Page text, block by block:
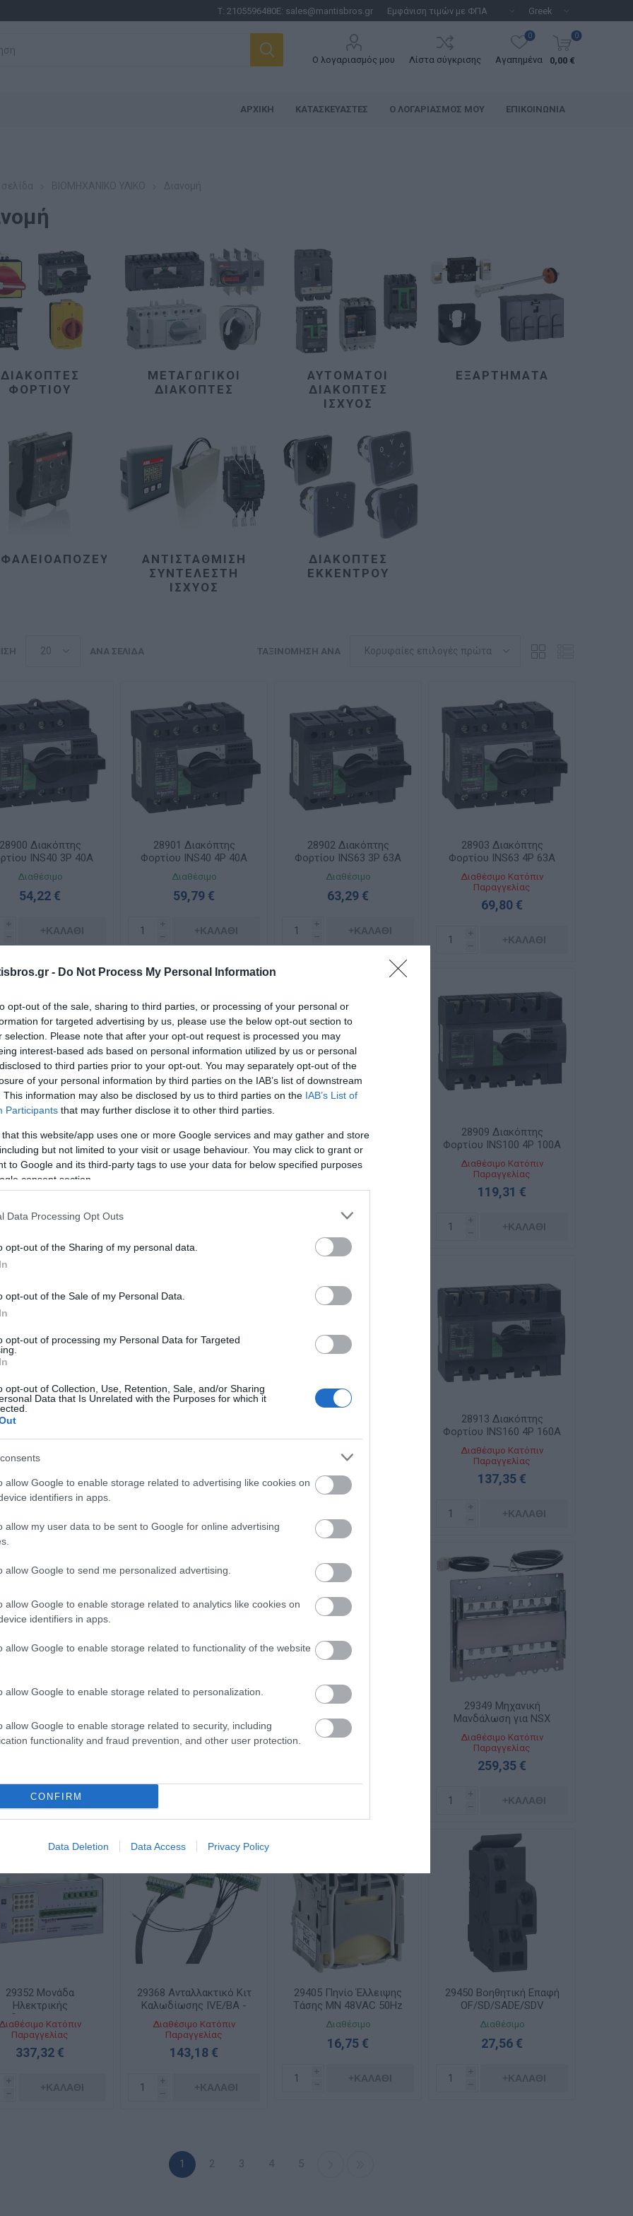
- Do Not Process My Personal Information
opt-out of the sale, sharing to third parties, or processing of your personal or
for targeted advertising by us, please use the below opt-out section to
selection. Please note that after your opt-out request is processed you may
interest-based ads based on personal information utilized by us or personal
to third parties prior to your opt-out. You may separately opt-out of the
of your personal information by third parties on the IAB’s list of downstream
This information may also be disclosed by us to third parties on the IAB’s List of
Participants that may further disclose it to other third parties.
that this website/app uses one or more Google services and may gather and store
but not limited to your visit or usage behaviour. You may click to grant or
to Google and its third-party tags to use your data for below specified purposes
consent section.
Data Processing Opt Outs
opt-out of the Sharing of my personal data.
opt-out of the Sale of my Personal Data.
opt-out of processing my Personal Data for Targeted
opt-out of Collection, Use, Retention, Sale, and/or Sharing
Data that Is Unrelated with the Purposes for which it
allow Google to enable storage related to advertising like cookies on
identifiers in apps.
allow my user data to be sent to Google for online advertising
allow Google to send me personalized advertising.
allow Google to enable storage related to analytics like cookies on
identifiers in apps.
allow Google to enable storage related to functionality of the website
allow Google to enable storage related to personalization.
allow Google to enable storage related to security, including
functionality and fraud prevention, and other user protection.
CONFIRM
Data Deletion Data Access Privacy Policy
Τ: 2105596480E: sales@mantisbros.gr
Ο λογαριασμός μου Λίστα σύγκρισης Αγαπημένα
0 0
0,00 €
ΑΡΧΙΚΉ ΚΑΤΑΣΚΕΥΑΣΤΈΣ Ο ΛΟΓΑΡΙΑΣΜΌΣ ΜΟΥ ΕΠΙΚΟΙΝΩΝΊΑ
ΔΙΑΚΌΠΤΕΣ
ΦΟΡΤΊΟΥ
ΜΕΤΑΓΩΓΙΚΟΊ
ΔΙΑΚΌΠΤΕΣ
ΑΥΤΌΜΑΤΟΙ
ΔΙΑΚΌΠΤΕΣ
ΙΣΧΎΟΣ
ΕΞΑΡΤΉΜΑΤΑ
ΑΝΤΙΣΤΆΘΜΙΣΗ
ΣΥΝΤΕΛΕΣΤΉ
ΙΣΧΎΟΣ
ΔΙΑΚΌΠΤΕΣ
ΕΚΚΈΝΤΡΟΥ
ΤΑΞΙΝΌΜΗΣΗ ΑΝΆ
ΑΝΆ ΣΕΛΊΔΑ
28900 Διακόπτης
INS40 3P 40A
Διαθέσιμο
54,22 €
i
h
+ΚΑΛΆΘΙ
28901 Διακόπτης
Φορτίου INS40 4P 40A
Διαθέσιμο
59,79 €
i
h
+ΚΑΛΆΘΙ
28902 Διακόπτης
Φορτίου INS63 3P 63A
Διαθέσιμο
63,29 €
i
h
+ΚΑΛΆΘΙ
28903 Διακόπτης
Φορτίου INS63 4P 63A
Διαθέσιμο Κατόπιν
Παραγγελίας
69,80 €
i
h
+ΚΑΛΆΘΙ
28904 Διακόπτης
INS80 3P 80A
Διαθέσιμο
72,36 €
+ΚΑΛΆΘΙ
28905 Διακόπτης
Φορτίου INS80 4P 80A
Διαθέσιμο Κατόπιν
79,80 €
28908 Διακόπτης
Φορτίου INS100 3P 100A
Διαθέσιμο
+ΚΑΛΆΘΙ
28909 Διακόπτης
Φορτίου INS100 4P 100A
Διαθέσιμο Κατόπιν
Παραγγελίας
119,31 €
i
h
+ΚΑΛΆΘΙ
Διακόπτης
i
+ΚΑΛΆΘΙ
106,90 €
Παραγγελίας
124,55 €
28913 Διακόπτης
Φορτίου INS160 4P 160A
Διαθέσιμο Κατόπιν
Παραγγελίας
137,35 €
i
h
+ΚΑΛΆΘΙ
INS40/160Κατόπιν
+ΚΑΛΆΘΙ
INS40..80
Διαθέσιμο Κατόπιν
Παραγγελίας
29315 Μετώπη Πίνακα
ComPact NS CVS
100/160/250
Διαθέσιμο Κατόπιν
29349 Μηχανική
Μανδάλωση για NSX
100-250
Διαθέσιμο Κατόπιν
Παραγγελίας
259,35 €
i
h
+ΚΑΛΆΘΙ
29352 Μονάδα
Ηλεκτρικής
Ive 48-
415VAC
Διαθέσιμο Κατόπιν
Παραγγελίας
337,32 €
i
h
+ΚΑΛΆΘΙ
29368 Ανταλλακτικό Κιτ
Καλωδίωσης IVE/BA -
UA για NSX 100-250
Διαθέσιμο Κατόπιν
Παραγγελίας
143,18 €
i
h
+ΚΑΛΆΘΙ
29405 Πηνίο Έλλειψης
Τάσης MN 48VAC 50Hz
Διαθέσιμο
16,75 €
i
h
+ΚΑΛΆΘΙ
29450 Βοηθητική Επαφή
OF/SD/SADE/SDV
Διαθέσιμο
27,56 €
i
h
+ΚΑΛΆΘΙ
1 2 3 4 5